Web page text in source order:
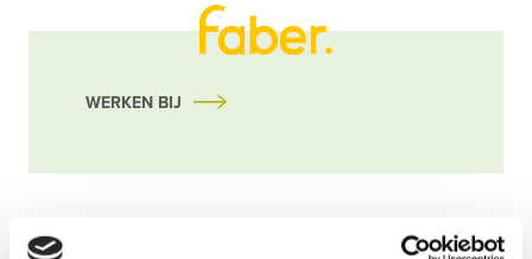
WERKEN BIJ